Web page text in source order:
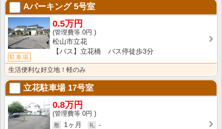
Aパーキング5号室
駐車場
0.5万円
0円
松山市立花
【バス】立花橋 バス停徒歩3分
生活便利な好立地！軽のみ
立花駐車場17号室
0.8万円
0円
1ヶ月
-